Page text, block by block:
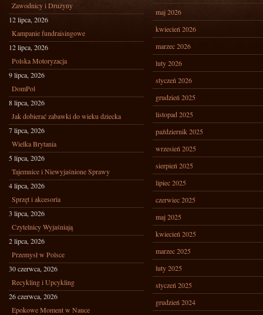
Zawodnicy i Drużyny
12 lipca, 2026
Kampanie fundraisingowe
12 lipca, 2026
Polska Motoryzacja
9 lipca, 2026
DomPol
8 lipca, 2026
Jak dobierać zabawki do wieku dziecka
7 lipca, 2026
Wielka Brytania
5 lipca, 2026
Tajemnice i Niewyjaśnione Sprawy
4 lipca, 2026
Sprzęt i akcesoria
3 lipca, 2026
Czytelnicy Wyjaśniają
2 lipca, 2026
Przemysł w Polsce
30 czerwca, 2026
Recykling i Upcykling
26 czerwca, 2026
Epokowe Moment w Nauce
maj 2026
kwiecień 2026
marzec 2026
luty 2026
styczeń 2026
grudzień 2025
listopad 2025
październik 2025
wrzesień 2025
sierpień 2025
lipiec 2025
czerwiec 2025
maj 2025
kwiecień 2025
marzec 2025
luty 2025
styczeń 2025
grudzień 2024